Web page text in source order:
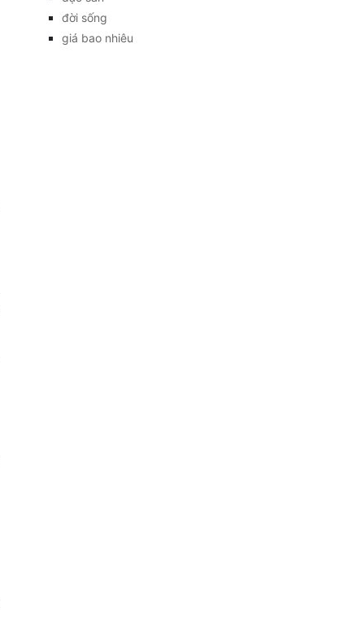
đời sống
giá bao nhiêu